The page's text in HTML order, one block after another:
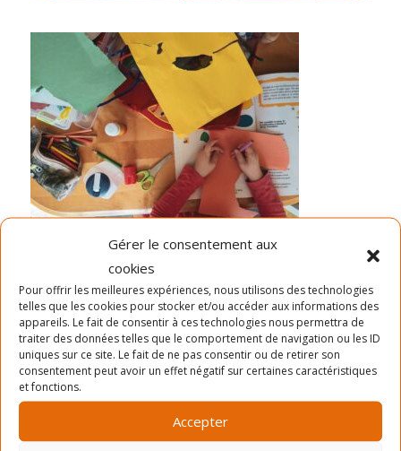
Gérer le consentement aux
cookies
Pour offrir les meilleures expériences, nous utilisons des technologies
telles que les cookies pour stocker et/ou accéder aux informations des
appareils. Le fait de consentir à ces technologies nous permettra de
traiter des données telles que le comportement de navigation ou les ID
uniques sur ce site. Le fait de ne pas consentir ou de retirer son
consentement peut avoir un effet négatif sur certaines caractéristiques
et fonctions.
Accepter
Dernières nouvelles
La période d’inscription automne 2026
Camp de jour été- distribution des chandails et
cartes
Inscription Été 2026